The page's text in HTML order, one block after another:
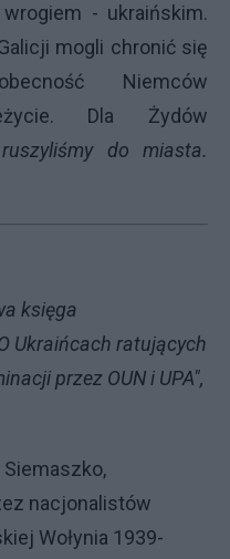
- ukraińskim.
mogli chronić się
Niemców
Dla Żydów
ruszyliśmy do miasta.
księga
Ukraińcach ratujących
przez OUN i UPA",
Siemaszko,
nacjonalistów
Wołynia 1939-